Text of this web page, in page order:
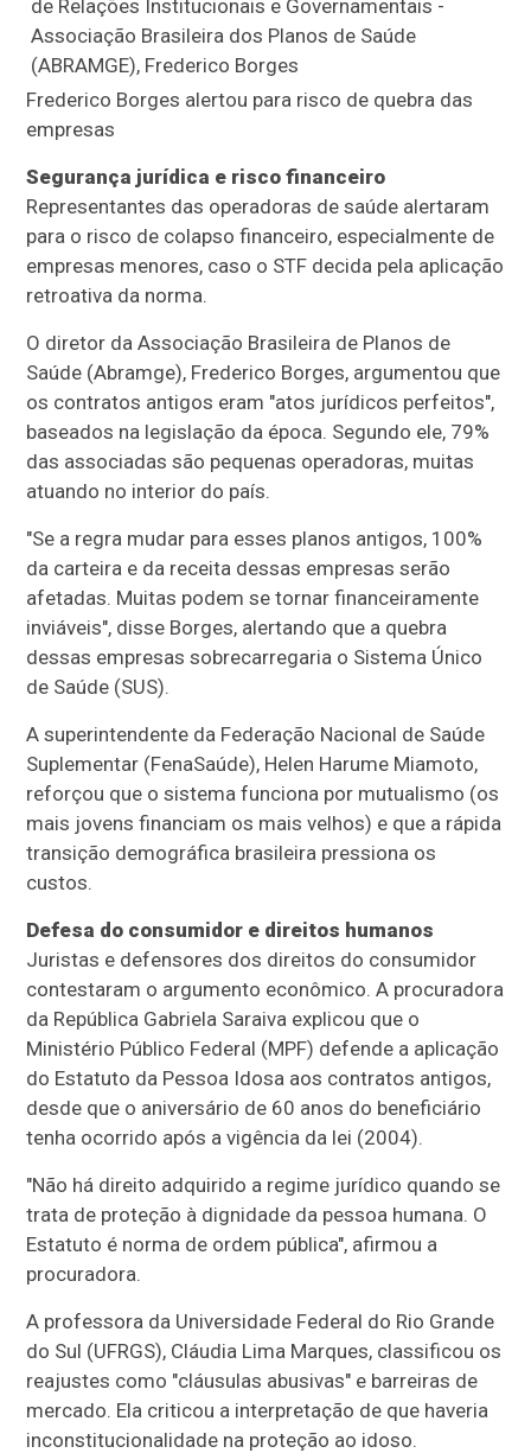
Frederico Borges alertou para risco de quebra das
empresas
Segurança jurídica e risco financeiro
Representantes das operadoras de saúde alertaram
para o risco de colapso financeiro, especialmente de
empresas menores, caso o STF decida pela aplicação
retroativa da norma.
O diretor da Associação Brasileira de Planos de
Saúde (Abramge), Frederico Borges, argumentou que
os contratos antigos eram "atos jurídicos perfeitos",
baseados na legislação da época. Segundo ele, 79%
das associadas são pequenas operadoras, muitas
atuando no interior do país.
"Se a regra mudar para esses planos antigos, 100%
da carteira e da receita dessas empresas serão
afetadas. Muitas podem se tornar financeiramente
inviáveis", disse Borges, alertando que a quebra
dessas empresas sobrecarregaria o Sistema Único
de Saúde (SUS).
A superintendente da Federação Nacional de Saúde
Suplementar (FenaSaúde), Helen Harume Miamoto,
reforçou que o sistema funciona por mutualismo (os
mais jovens financiam os mais velhos) e que a rápida
transição demográfica brasileira pressiona os
custos.
Defesa do consumidor e direitos humanos
Juristas e defensores dos direitos do consumidor
contestaram o argumento econômico. A procuradora
da República Gabriela Saraiva explicou que o
Ministério Público Federal (MPF) defende a aplicação
do Estatuto da Pessoa Idosa aos contratos antigos,
desde que o aniversário de 60 anos do beneficiário
tenha ocorrido após a vigência da lei (2004).
"Não há direito adquirido a regime jurídico quando se
trata de proteção à dignidade da pessoa humana. O
Estatuto é norma de ordem pública", afirmou a
procuradora.
A professora da Universidade Federal do Rio Grande
do Sul (UFRGS), Cláudia Lima Marques, classificou os
reajustes como "cláusulas abusivas" e barreiras de
mercado. Ela criticou a interpretação de que haveria
inconstitucionalidade na proteção ao idoso.